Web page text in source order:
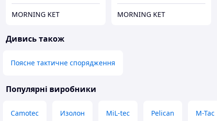
MORNING KET MORNING KET
Дивись також
Поясне тактичне спорядження
Популярні виробники
Camotec Изолон MiL-tec Pelican M-Tac